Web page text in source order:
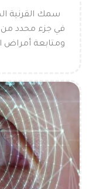
سمك القرنية
في جزء محدد
ومتابعة أمراض